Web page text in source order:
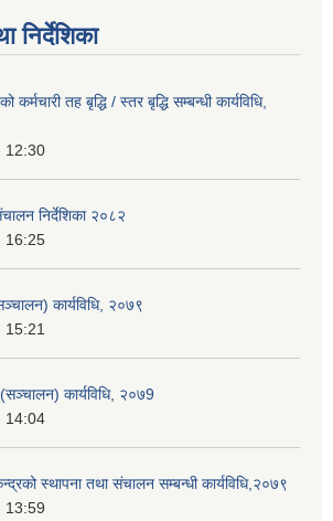
निर्देशिका
कर्मचारी तह बृद्धि / स्तर बृद्धि सम्बन्धी कार्यविधि,
12:30
निर्देशिका २०८२
16:25
कार्यविधि, २०७९
15:21
कार्यविधि, २०७9
14:04
स्थापना तथा संचालन सम्बन्धी कार्यविधि,२०७९
13:59